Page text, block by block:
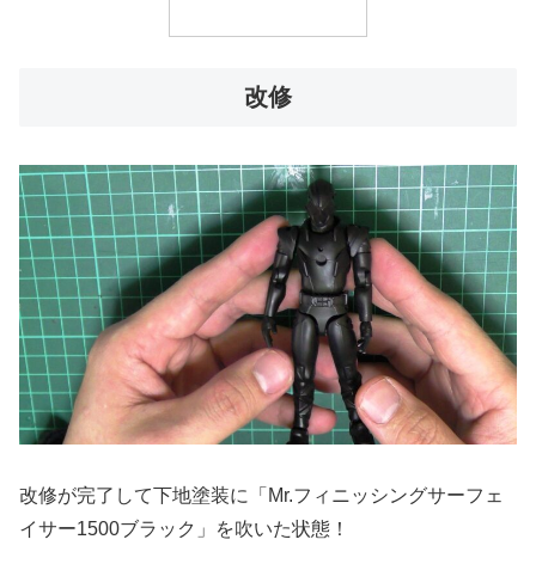
改修
改修が完了して下地塗装に「Mr.フィニッシングサーフェ
イサー1500ブラック」を吹いた状態！